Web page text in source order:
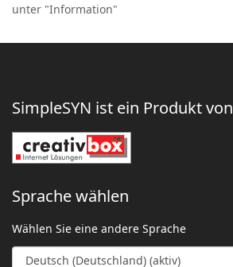
unter "Information"
SimpleSYN ist ein Produkt von
Sprache wählen
Wählen Sie eine andere Sprache